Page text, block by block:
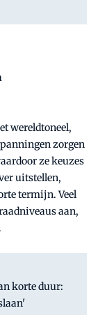
wereldtoneel,
zorgen
ze keuzes
uitstellen,
termijn. Veel
aan,
korte duur: